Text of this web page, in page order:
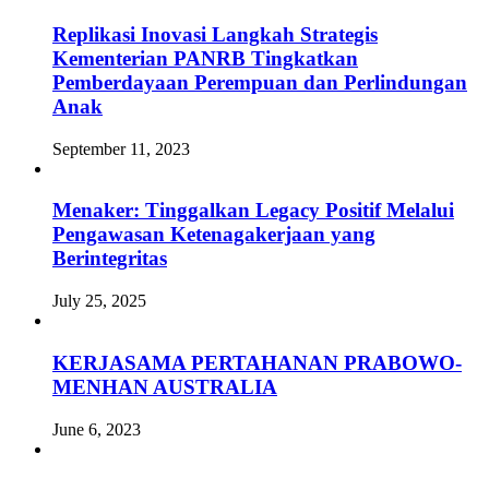
Replikasi Inovasi Langkah Strategis
Kementerian PANRB Tingkatkan
Pemberdayaan Perempuan dan Perlindungan
Anak
September 11, 2023
Menaker: Tinggalkan Legacy Positif Melalui
Pengawasan Ketenagakerjaan yang
Berintegritas
July 25, 2025
KERJASAMA PERTAHANAN PRABOWO-
MENHAN AUSTRALIA
June 6, 2023